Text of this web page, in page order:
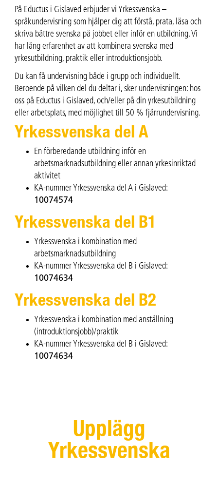
På Eductus i Gislaved erbjuder vi Yrkessvenska –
språkundervisning som hjälper dig att förstå, prata, läsa och
skriva bättre svenska på jobbet eller inför en utbildning. Vi
har lång erfarenhet av att kombinera svenska med
yrkesutbildning, praktik eller introduktionsjobb.
Du kan få undervisning både i grupp och individuellt.
Beroende på vilken del du deltar i, sker undervisningen: hos
oss på Eductus i Gislaved, och/eller på din yrkesutbildning
eller arbetsplats, med möjlighet till 50 % fjärrundervisning.
Yrkessvenska del A
En förberedande utbildning inför en
arbetsmarknadsutbildning eller annan yrkesinriktad
aktivitet
KA-nummer Yrkessvenska del A i Gislaved:
10074574
Yrkessvenska del B1
Yrkessvenska i kombination med
arbetsmarknadsutbildning
KA-nummer Yrkessvenska del B i Gislaved:
10074634
Yrkessvenska del B2
Yrkessvenska i kombination med anställning
(introduktionsjobb)/praktik
KA-nummer Yrkessvenska del B i Gislaved:
10074634
Upplägg
Yrkessvenska